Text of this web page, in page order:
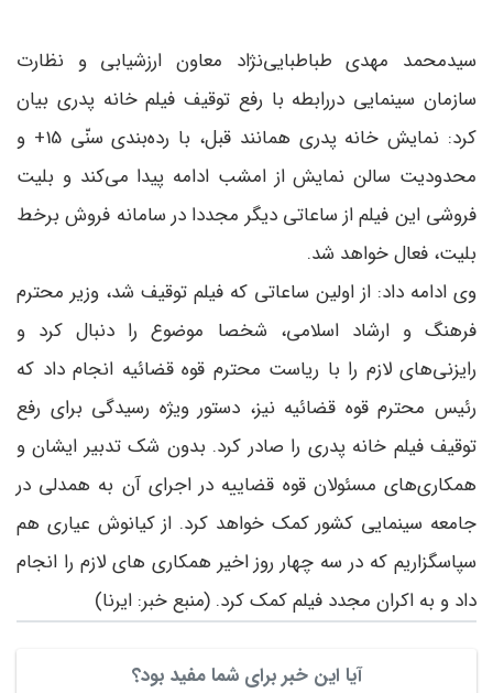
سیدمحمد مهدی طباطبایی‌نژاد معاون ارزشیابی و نظارت
سازمان سینمایی دررابطه با رفع توقیف فیلم خانه پدری بیان
کرد: نمایش خانه پدری همانند قبل، با رده‌بندی سنّی 15+ و
محدودیت سالن نمایش از امشب ادامه پیدا می‌کند و بلیت
فروشی این فیلم از ساعاتی دیگر مجددا در سامانه فروش برخط
بلیت، فعال خواهد شد.
وی ادامه داد: از اولین ساعاتی که فیلم توقیف شد، وزیر محترم
فرهنگ و ارشاد اسلامی، شخصا موضوع را دنبال کرد و
رایزنی‌های لازم را با ریاست محترم قوه قضائیه انجام داد که
رئیس محترم قوه قضائیه نیز، دستور ویژه رسیدگی برای رفع
توقیف فیلم خانه پدری را صادر کرد. بدون شک تدبیر ایشان و
همکاری‌های مسئولان قوه قضاییه در اجرای آن به همدلی در
جامعه سینمایی کشور کمک خواهد کرد. از کیانوش عیاری هم
سپاسگزاریم که در سه چهار روز اخیر همکاری ‌های لازم را انجام
داد و به اکران مجدد فیلم کمک کرد. (منبع خبر: ایرنا)
آیا این خبر برای شما مفید بود؟